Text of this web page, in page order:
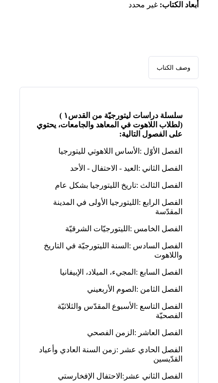
أبعاد الكتاب: غير محدد
وصف الكتاب
سلسلة‭ ‬دراسات‭ ‬ليتورجيّة‭ ‬من‭ ‬القدس‭ ( ‬‮١‬‭
)‬لطلاب اللاهوت في المعاهد والجامعات، يحتوي
على الفصول التالية:
الفصل‭ ‬الأوّل‭: ‬الأساس‭ ‬اللاهوتي‭ ‬لليتورجيا‭ ‬ ‭ ‬‮
الفصل‭ ‬الثاني‭: ‬العيد‭ -‬‭ ‬الاحتفال‭ ‬‭- ‬الأحد‭ ‬ ‭ ‬
الفصل‭ ‬الثالث‭: ‬تاريخ‭ ‬الليتورجيا‭ ‬بشكل‭ ‬عام‭ ‬ ‭ ‬
‬المقدّسة‭ ‬ ‭ ‬
الفصل‭ ‬الخامس‭: ‬الليتورجيّات‭ ‬الشرقيّة‭ ‬ ‭ ‬
‬واللاهوت‭ ‬ ‭ ‬
الفصل‭ ‬السابع‭: ‬المجيء،‭ ‬الميلاد،‭ ‬الإبيفانيا‭ ‬ ‭ ‬
الفصل‭ ‬الثامن‭: ‬الصوم‭ ‬الأربعيني‭ ‬ ‭ ‬
‬الفصحيّة‭ ‬ ‭ ‬
الفصل‭ ‬العاشر‭: ‬الزمن‭ ‬الفصحي‭ ‬ ‭ ‬
‬القدّيسين‭ ‬ ‭ ‬
الفصل‭ ‬الثاني‭ ‬عشر‭:‬الاحتفال‭ ‬الإفخارستي‭ ‬ ‭ ‬